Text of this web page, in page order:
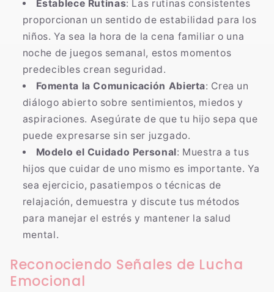
Establece Rutinas: Las rutinas consistentes
proporcionan un sentido de estabilidad para los
niños. Ya sea la hora de la cena familiar o una
noche de juegos semanal, estos momentos
predecibles crean seguridad.
Fomenta la Comunicación Abierta: Crea un
diálogo abierto sobre sentimientos, miedos y
aspiraciones. Asegúrate de que tu hijo sepa que
puede expresarse sin ser juzgado.
Modelo el Cuidado Personal: Muestra a tus
hijos que cuidar de uno mismo es importante. Ya
sea ejercicio, pasatiempos o técnicas de
relajación, demuestra y discute tus métodos
para manejar el estrés y mantener la salud
mental.
Reconociendo Señales de Lucha
Emocional